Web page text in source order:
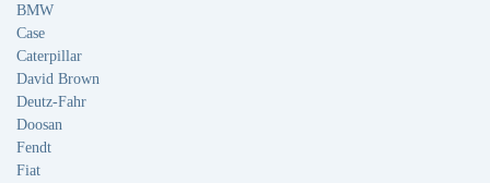
BMW
Case
Caterpillar
David Brown
Deutz-Fahr
Doosan
Fendt
Fiat